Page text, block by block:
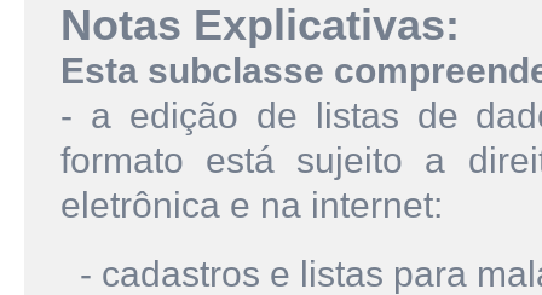
Notas Explicativas:
Esta subclasse
- a edição de listas de
formato está sujeito a
eletrônica e na internet:
- cadastros e listas para